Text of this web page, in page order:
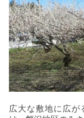
広大な敷地に広が